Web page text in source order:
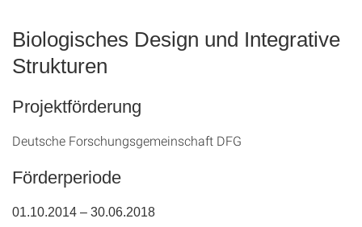
Biologisches Design und Integrative
Strukturen
Projektförderung
Deutsche Forschungsgemeinschaft DFG
Förderperiode
01.10.2014 – 30.06.2018